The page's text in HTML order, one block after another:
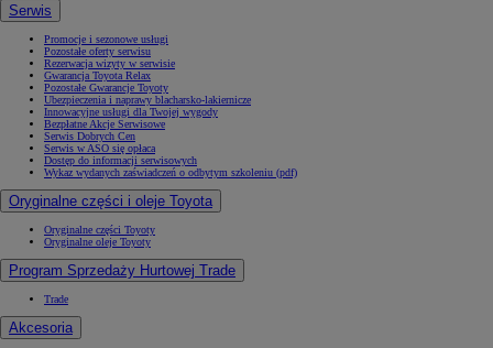
Serwis
Promocje i sezonowe usługi
Pozostałe oferty serwisu
Rezerwacja wizyty w serwisie
Gwarancja Toyota Relax
Pozostałe Gwarancje Toyoty
Ubezpieczenia i naprawy blacharsko-lakiernicze
Innowacyjne usługi dla Twojej wygody
Bezpłatne Akcje Serwisowe
Serwis Dobrych Cen
Serwis w ASO się opłaca
Dostęp do informacji serwisowych
Wykaz wydanych zaświadczeń o odbytym szkoleniu (pdf)
Oryginalne części i oleje Toyota
Oryginalne części Toyoty
Oryginalne oleje Toyoty
Program Sprzedaży Hurtowej Trade
Trade
Akcesoria